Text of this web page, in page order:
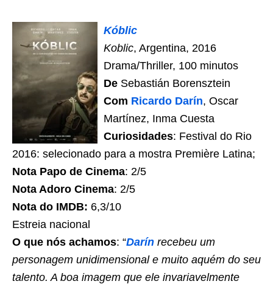
Kóblic
Koblic, Argentina, 2016
Drama/Thriller, 100 minutos
De Sebastián Borensztein
Com Ricardo Darín, Oscar
Martínez, Inma Cuesta
Curiosidades: Festival do Rio
2016: selecionado para a mostra Première Latina;
Nota Papo de Cinema: 2/5
Nota Adoro Cinema: 2/5
Nota do IMDB: 6,3/10
Estreia nacional
O que nós achamos: “Darín recebeu um
personagem unidimensional e muito aquém do seu
talento. A boa imagem que ele invariavelmente